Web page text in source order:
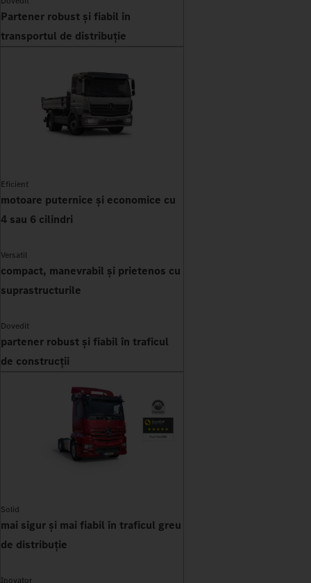
Partener robust și fiabil în
transportul de distribuție
Eficient
motoare puternice și economice cu
4 sau 6 cilindri
Versatil
compact, manevrabil și prietenos cu
suprastructurile
Dovedit
partener robust și fiabil în traficul
de construcții
Solid
mai sigur și mai fiabil în traficul greu
de distribuție
Inovator